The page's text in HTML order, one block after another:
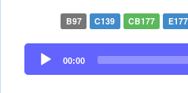
B97 C139 CB177 E177
Audio
Player
00:00